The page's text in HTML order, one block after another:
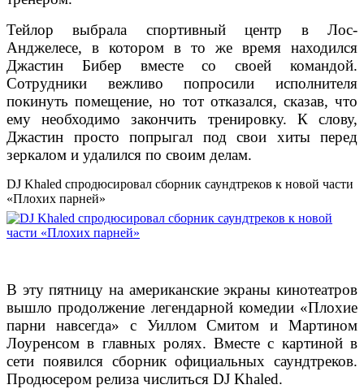
Тейлор выбрала спортивный центр в Лос-
Анджелесе, в котором в то же время находился
Джастин Бибер вместе со своей командой.
Сотрудники вежливо попросили исполнителя
покинуть помещение, но тот отказался, сказав, что
ему необходимо закончить тренировку. К слову,
Джастин просто попрыгал под свои хиты перед
зеркалом и удалился по своим делам.
DJ Khaled спродюсировал сборник саундтреков к новой части
«Плохих парней»
В эту пятницу на американские экраны кинотеатров
вышло продолжение легендарной комедии «Плохие
парни навсегда» с Уиллом Смитом и Мартином
Лоуренсом в главных ролях. Вместе с картиной в
сети появился сборник официальных саундтреков.
Продюсером релиза числиться DJ Khaled.